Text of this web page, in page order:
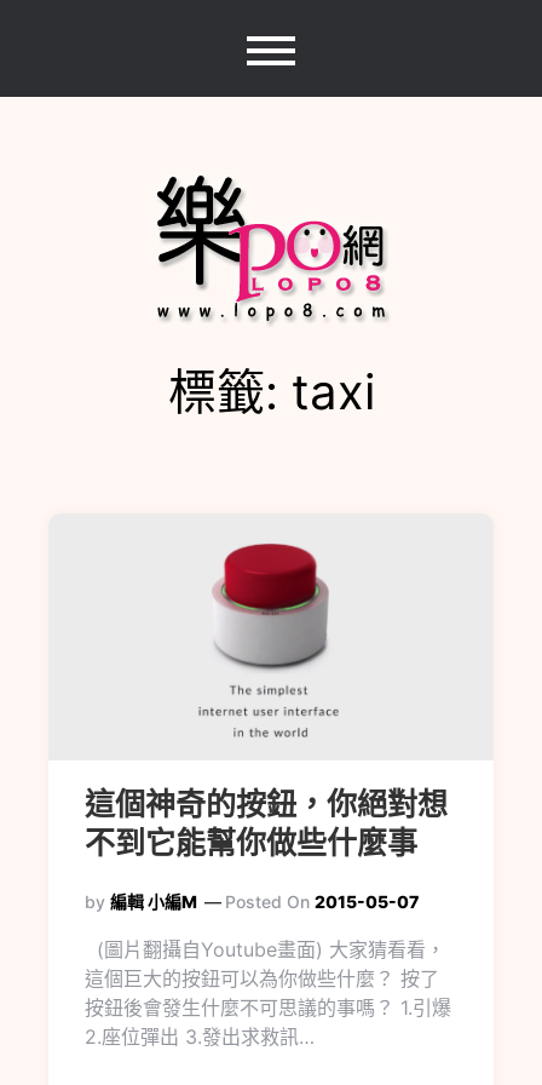
分享你的樂事，樂PO吧~標籤: taxi
這個神奇的按鈕，你絕對想
不到它能幫你做些什麼事
by 編輯 小編M Posted On 2015-05-07
(圖片翻攝自Youtube畫面) 大家猜看看，
這個巨大的按鈕可以為你做些什麼？ 按了
按鈕後會發生什麼不可思議的事嗎？ 1.引爆
2.座位彈出 3.發出求救訊…